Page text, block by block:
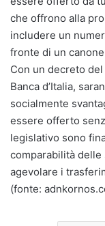
che offrono alla
includere un
fronte di un
Con un decreto
Banca d’Italia,
socialmente
essere offerto
legislativo sono
comparabilità delle
agevolare i
(fonte: